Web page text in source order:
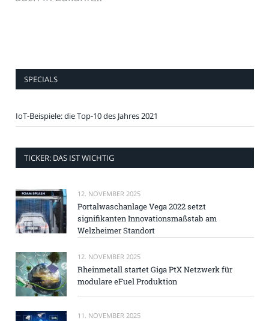
SPECIALS
IoT-Beispiele: die Top-10 des Jahres 2021
TICKER: DAS IST WICHTIG
12. NOVEMBER 2025
Portalwaschanlage Vega 2022 setzt
signifikanten Innovationsmaßstab am
Welzheimer Standort
12. NOVEMBER 2025
Rheinmetall startet Giga PtX Netzwerk für
modulare eFuel Produktion
11. NOVEMBER 2025